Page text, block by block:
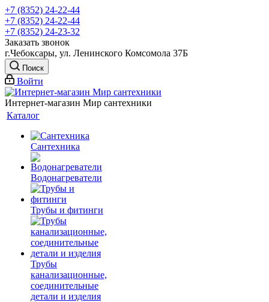
+7 (8352) 24-22-44
+7 (8352) 24-22-44
+7 (8352) 24-23-32
Заказать звонок
г.Чебоксары, ул. Ленинского Комсомола 37Б
Поиск
Войти
Интернет-магазин Мир сантехники
Каталог
Сантехника
Водонагреватели
Трубы и фитинги
Трубы
канализационные,
соединительные
детали и изделия